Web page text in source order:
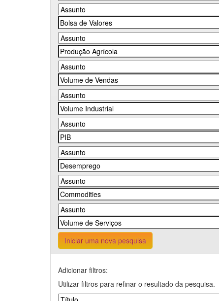
Iniciar uma nova pesquisa
Adicionar filtros:
Utilizar filtros para refinar o resultado da pesquisa.